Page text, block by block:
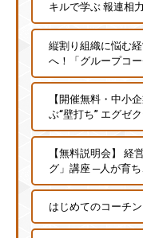
キルで学ぶ 報連相
縦割り組織に悩む
へ！「グループコ
【開催無料・中小
ぶ“壁打ち” エグゼ
【無料説明会】 経
グ」講座 ─人が育
はじめてのコーチ